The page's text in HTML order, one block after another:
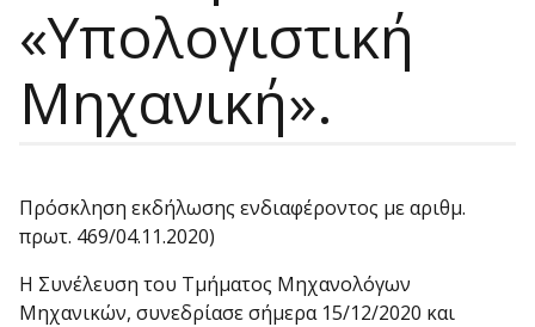
«Υπολογιστική
Μηχανική».
Πρόσκληση εκδήλωσης ενδιαφέροντος με αριθμ.
πρωτ. 469/04.11.2020)
Η Συνέλευση του Τμήματος Μηχανολόγων
Μηχανικών, συνεδρίασε σήμερα 15/12/2020 και